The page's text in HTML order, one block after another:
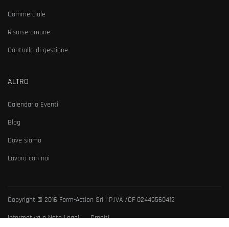
Commerciale
Risorse umane
Controllo di gestione
ALTRO
Calendario Eventi
Blog
Dove siamo
Lavora con noi
Copyright © 2016 Form-Action Srl | P.IVA /CF 02449560412
Informativa e Note Legali
Crediti